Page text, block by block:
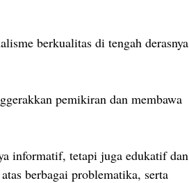
berkualitas di tengah derasnya
pemikiran dan membawa
informatif, tetapi juga edukatif dan
berbagai problematika, serta